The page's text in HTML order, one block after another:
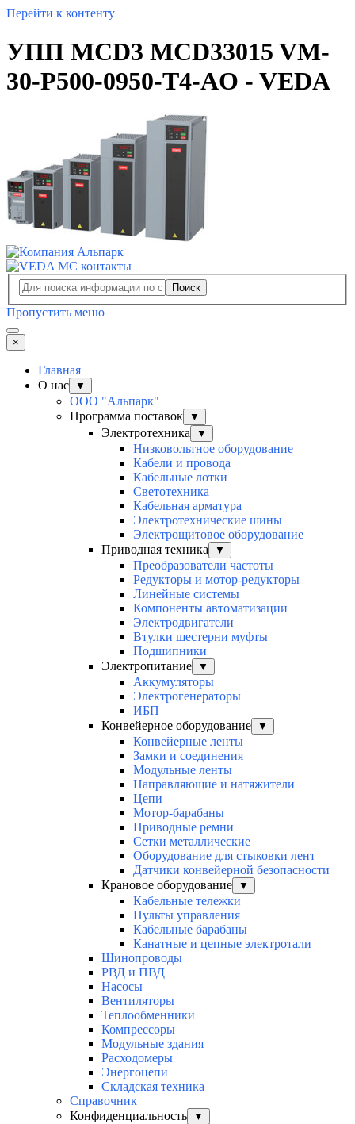
Перейти к контенту
УПП MCD3 MCD33015 VM-
30-P500-0950-T4-AO - VEDA
Поиск
Пропустить меню
×
Главная
О нас
▼
ООО "Альпарк"
Программа поставок
▼
Электротехника ▼
Низковольтное оборудование
Кабели и провода
Кабельные лотки
Светотехника
Кабельная арматура
Электротехнические шины
Электрощитовое оборудование
Приводная техника
▼
Преобразователи частоты
Редукторы и мотор-редукторы
Линейные системы
Компоненты автоматизации
Электродвигатели
Втулки шестерни муфты
Подшипники
Электропитание
▼
Аккумуляторы
Электрогенераторы
ИБП
Конвейерное оборудование
▼
Конвейерные ленты
Замки и соединения
Модульные ленты
Направляющие и натяжители
Цепи
Мотор-барабаны
Приводные ремни
Сетки металлические
Оборудование для стыковки лент
Датчики конвейерной безопасности
Крановое оборудование
▼
Кабельные тележки
Пульты управления
Кабельные барабаны
Канатные и цепные электротали
Шинопроводы
РВД и ПВД
Насосы
Вентиляторы
Теплообменники
Компрессоры
Модульные здания
Расходомеры
Энергоцепи
Складская техника
Справочник
Конфиденциальность
▼